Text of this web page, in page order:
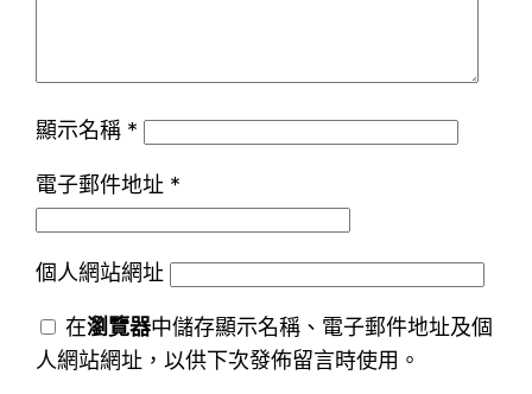
顯示名稱 *
電子郵件地址 *
個人網站網址
在瀏覽器中儲存顯示名稱、電子郵件地址及個
人網站網址，以供下次發佈留言時使用。